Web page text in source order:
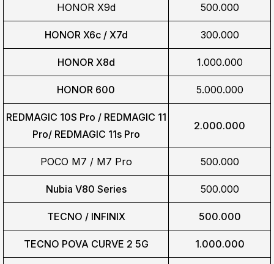
HONOR X9d 500.000
HONOR X6c / X7d 300.000
HONOR X8d 1.000.000
HONOR 600 5.000.000
REDMAGIC 10S Pro / REDMAGIC 11
Pro/ REDMAGIC 11s Pro
2.000.000
POCO M7 / M7 Pro 500.000
Nubia V80 Series 500.000
TECNO / INFINIX 500.000
TECNO POVA CURVE 2 5G 1.000.000